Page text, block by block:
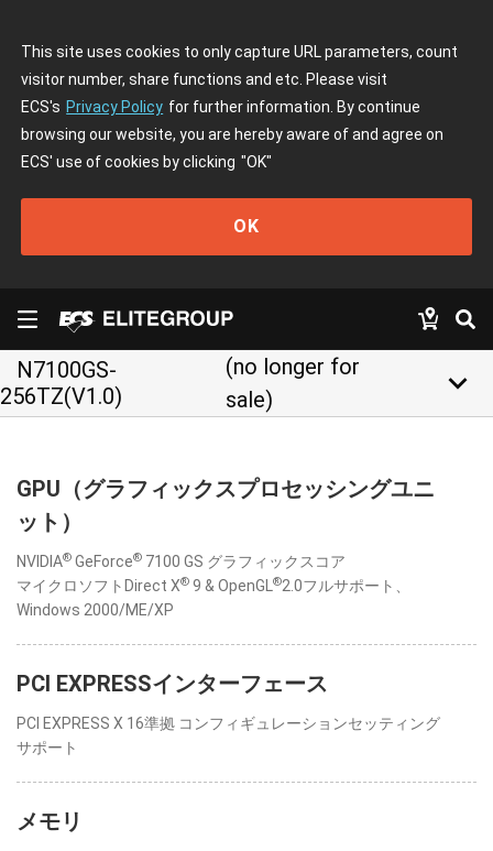
This site uses cookies to only capture URL parameters, count
visitor number, share functions and etc. Please visit
ECS's Privacy Policy for further information. By continue
browsing our website, you are hereby aware of and agree on
ECS' use of cookies by clicking "OK"
OK
N7100GS-
256TZ(V1.0)
(no longer for
sale)
keyboard_arrow_down
GPU（グラフィックスプロセッシングユニ
ット）
NVIDIA® GeForce® 7100 GS グラフィックスコア
マイクロソフトDirect X® 9 & OpenGL ®2.0フルサポート、
Windows 2000/ME/XP
PCI EXPRESSインターフェース
PCI EXPRESS X 16準拠 コンフィギュレーションセッティング
サポート
メモリ